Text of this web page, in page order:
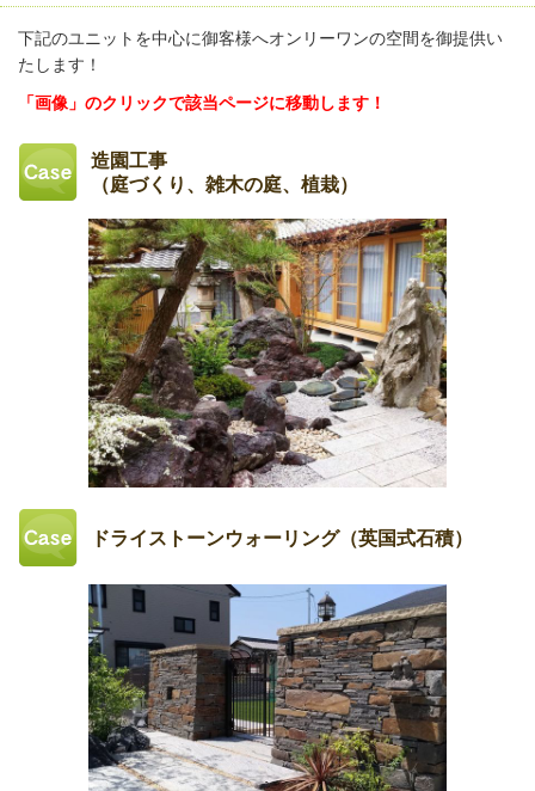
下記のユニットを中心に御客様へオンリーワンの空間を御提供い
たします！
「画像」のクリックで該当ページに移動します！
造園工事
（庭づくり、雑木の庭、植栽）
ドライストーンウォーリング（英国式石積）